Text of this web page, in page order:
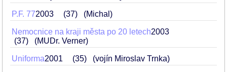
P.F. 772003 37 (Michal)
Nemocnice na kraji města po 20 letech2003
37
(MUDr. Verner)
Uniforma2001 35 (vojín Miroslav Trnka)